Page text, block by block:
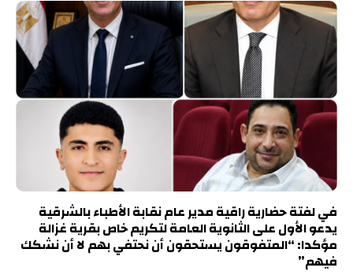
في لفتة حضارية راقية مدير عام نقابة الأطباء بالشرقية
يدعو الأول على الثانوية العامة لتكريم خاص بقرية غزالة
مؤكدا: “المتفوقون يستحقون أن نحتفي بهم لا أن نشكك
فيهم”